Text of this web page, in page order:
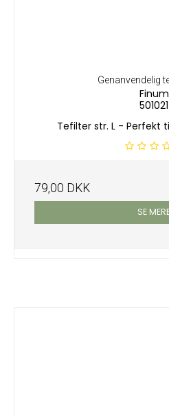
Genanvendelig
Finum
501021
Tefilter str. L - Perfekt
79,00 DKK
SE